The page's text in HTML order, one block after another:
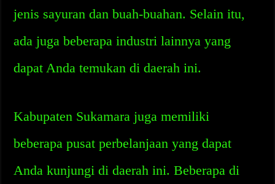
jenis sayuran dan buah-buahan. Selain itu,
ada juga beberapa industri lainnya yang
dapat Anda temukan di daerah ini.
Kabupaten Sukamara juga memiliki
beberapa pusat perbelanjaan yang dapat
Anda kunjungi di daerah ini. Beberapa di